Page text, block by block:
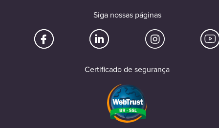
Siga nossas páginas
Certificado de segurança